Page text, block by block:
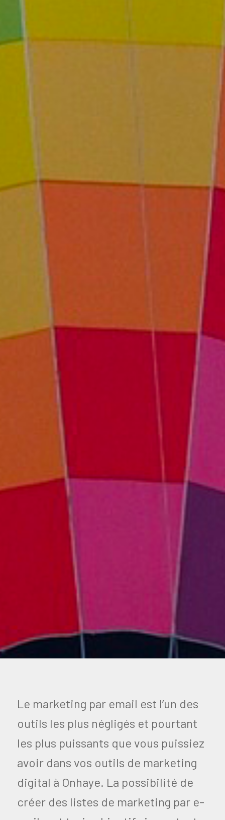
Le marketing par email est l’un des
outils les plus négligés et pourtant
les plus puissants que vous puissiez
avoir dans vos outils de marketing
digital à Onhaye. La possibilité de
créer des listes de marketing par e-